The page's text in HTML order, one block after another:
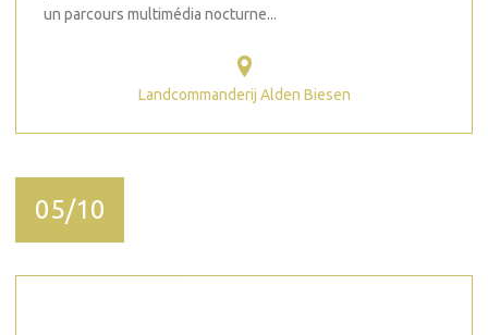
un parcours multimédia nocturne...
Landcommanderij Alden Biesen
05/10